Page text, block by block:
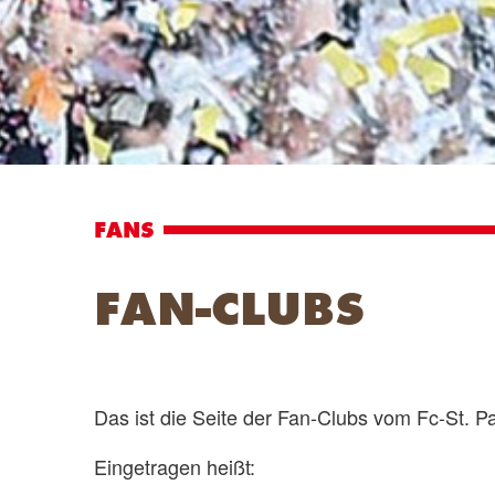
FANS
FAN-CLUBS
Das ist die Seite der Fan-Clubs vom Fc-St.
Eingetragen heißt: